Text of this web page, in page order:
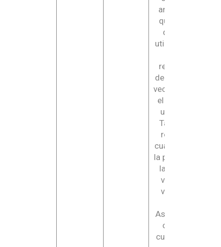
anónimo,
que es el
que se
utiliza para
recuento
de cuantas
veces visita
el sitio un
usuario.
También
registra
cuando fue
la primera y
la última
vez que
visitó la
Asimismo,
calcula
cuando se